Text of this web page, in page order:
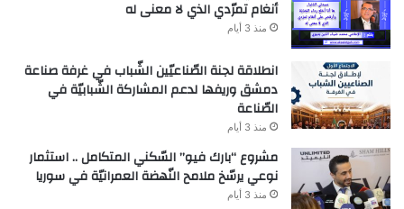
أنغام تمرّدي الذي لا معنى له
منذ 3 أيام
انطلاقة لجنة الصّناعيّين الشّباب في غرفة صناعة
دمشق وريفها لدعم المشاركة الشّبابيّة في
الصّناعة
منذ 3 أيام
مشروع “بارك فيو” السّكني المتكامل .. استثمار
نوعي يرسّخ ملامح النّهضة العمرانيّة في سوريا
منذ 3 أيام